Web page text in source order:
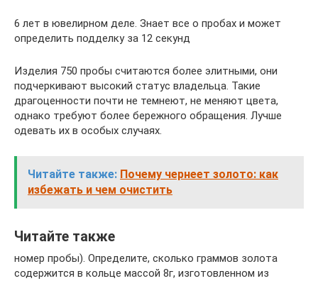
6 лет в ювелирном деле. Знает все о пробах и может
определить подделку за 12 секунд
Изделия 750 пробы считаются более элитными, они
подчеркивают высокий статус владельца. Такие
драгоценности почти не темнеют, не меняют цвета,
однако требуют более бережного обращения. Лучше
одевать их в особых случаях.
Читайте также: Почему чернеет золото: как
избежать и чем очистить
Читайте также
номер пробы). Определите, сколько граммов золота
содержится в кольце массой 8г, изготовленном из